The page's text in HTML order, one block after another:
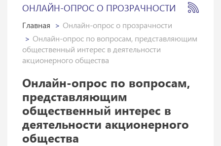
ОНЛАЙН-ОПРОС О ПРОЗРАЧНОСТИ
Главная
Онлайн-опрос о прозрачности
Онлайн-опрос по вопросам, представляющим
общественный интерес в деятельности
акционерного общества
Онлайн-опрос по вопросам,
представляющим
общественный интерес в
деятельности акционерного
общества